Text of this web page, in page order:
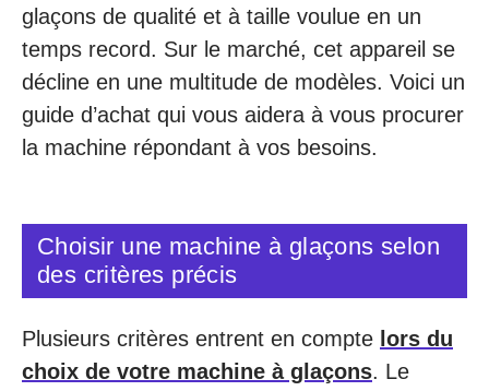
glaçons de qualité et à taille voulue en un
temps record. Sur le marché, cet appareil se
décline en une multitude de modèles. Voici un
guide d’achat qui vous aidera à vous procurer
la machine répondant à vos besoins.
Choisir une machine à glaçons selon
des critères précis
Plusieurs critères entrent en compte lors du
choix de votre machine à glaçons. Le